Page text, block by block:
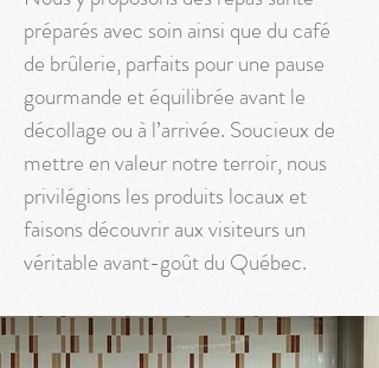
préparés avec soin ainsi que du café
de brûlerie, parfaits pour une pause
gourmande et équilibrée avant le
décollage ou à l’arrivée. Soucieux de
mettre en valeur notre terroir, nous
privilégions les produits locaux et
faisons découvrir aux visiteurs un
véritable avant-goût du Québec.